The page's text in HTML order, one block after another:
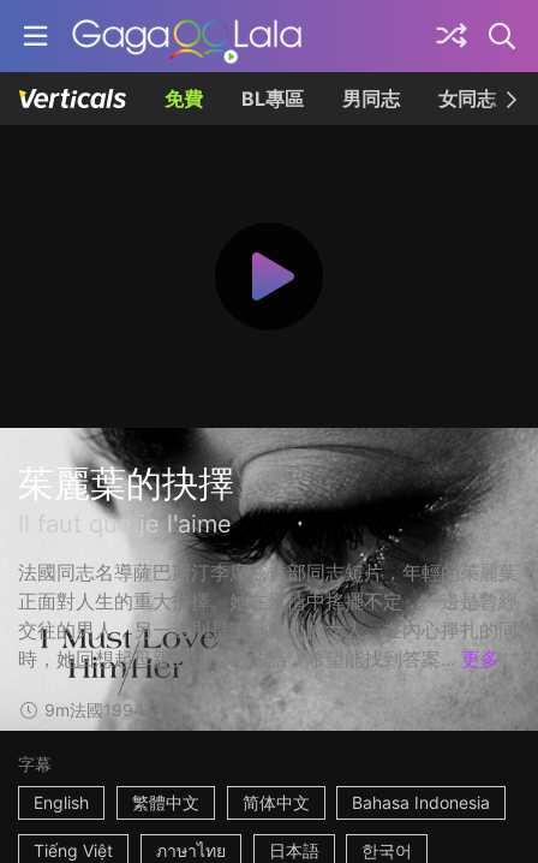
免費 BL專區 男同志 女同志
茱麗葉的抉擇
Il faut que je l'aime
法國同志名導薩巴斯汀李席茲首部同志短片，年輕的茱麗葉
正面對人生的重大抉擇。她在愛情中搖擺不定，一邊是曾經
交往的男人，另一邊則是讓她動心的女人。在內心掙扎的同
時，她回想起母親對她說過的話，希望能找到答案... 更多
9m法國1994
字幕
English
繁體中文 简体中文 Bahasa Indonesia
Tiếng Việt ภาษาไทย 日本語 한국어